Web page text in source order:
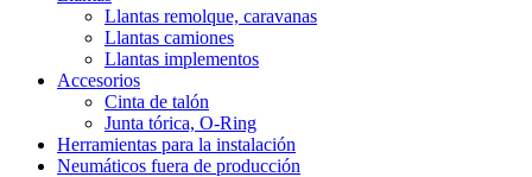
Llantas remolque, caravanas
Llantas camiones
Llantas implementos
Accesorios
Cinta de talón
Junta tórica, O-Ring
Herramientas para la instalación
Neumáticos fuera de producción